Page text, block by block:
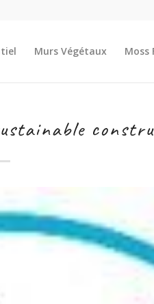
Murs Végétaux Moss